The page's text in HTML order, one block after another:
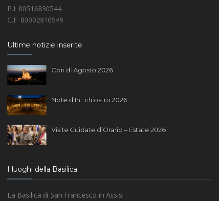
P.I. 00516830544
C.F. 80002810549
Ultime notizie inserite
Cori di Agosto 2026
Note d'In...chiostro 2026
Visite Guidate d’Orario – Estate 2026
I luoghi della Basilica
La Basilica di San Francesco in Assisi